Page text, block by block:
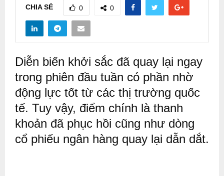
CHIA SẺ 0 0
Diễn biến khởi sắc đã quay lại ngay
trong phiên đầu tuần có phần nhờ
động lực tốt từ các thị trường quốc
tế. Tuy vậy, điểm chính là thanh
khoản đã phục hồi cũng như dòng
cổ phiếu ngân hàng quay lại dẫn dắt.